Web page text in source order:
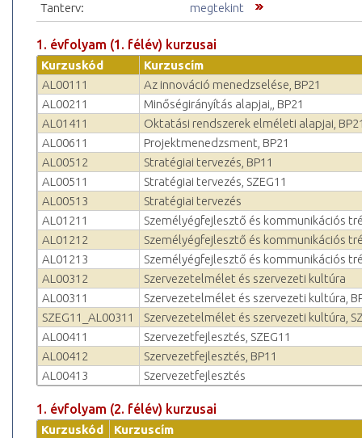
Tanterv:
megtekint
1. évfolyam (1. félév) kurzusai
Kurzuskód
Kurzuscím
AL00111
Az innováció menedzselése, BP21
AL00211
Minőségirányítás alapjai,, BP21
AL01411
Oktatási rendszerek elméleti alapjai,
AL00611
Projektmenedzsment, BP21
AL00512
Stratégiai tervezés, BP11
AL00511
Stratégiai tervezés, SZEG11
AL00513
Stratégiai tervezés
AL01211
Személyégfejlesztő és kommunikációs
AL01212
Személyégfejlesztő és kommunikációs
AL01213
Személyégfejlesztő és kommunikációs
AL00312
Szervezetelmélet és szerveze­ti kultúra
AL00311
Szervezetelmélet és szerveze­ti kultúra,
SZEG11_AL00311
Szervezetelmélet és szerveze­ti kultúra,
AL00411
Szervezetfejlesztés, SZEG11
AL00412
Szervezetfejlesztés, BP11
AL00413
Szervezetfejlesztés
1. évfolyam (2. félév) kurzusai
Kurzuskód
Kurzuscím